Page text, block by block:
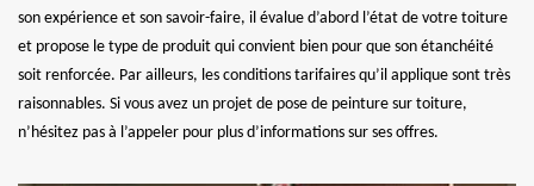
son expérience et son savoir-faire, il évalue d’abord l’état de votre toiture
et propose le type de produit qui convient bien pour que son étanchéité
soit renforcée. Par ailleurs, les conditions tarifaires qu’il applique sont très
raisonnables. Si vous avez un projet de pose de peinture sur toiture,
n’hésitez pas à l’appeler pour plus d’informations sur ses offres.